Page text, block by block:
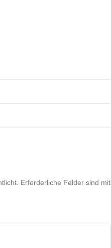
Erforderliche Felder sind mit